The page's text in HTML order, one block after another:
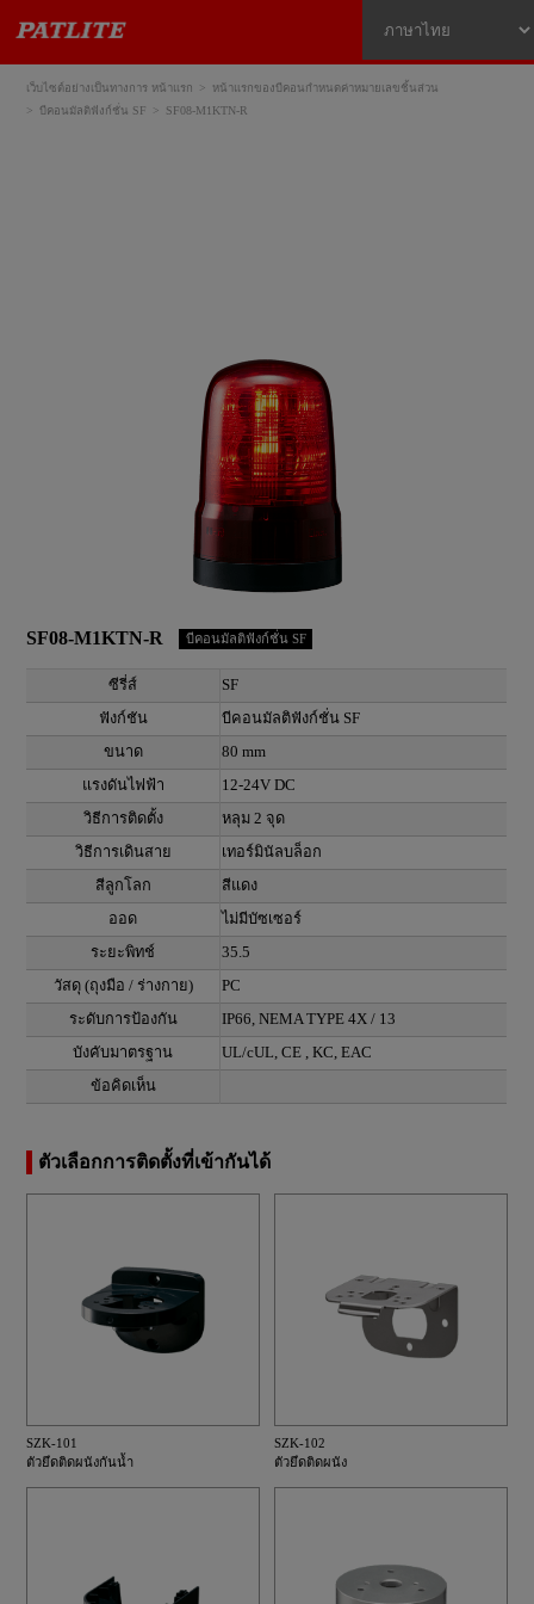
เว็บไซต์อย่างเป็นทางการ หน้าแรก
หน้าแรกของบีคอนกำหนดค่าหมายเลขชิ้นส่วน
บีคอนมัลติฟังก์ชั่น SF
SF08-M1KTN-R
SF08-M1KTN-R บีคอนมัลติฟังก์ชั่น SF
ซีรี่ส์
SF
ฟังก์ชัน
บีคอนมัลติฟังก์ชั่น SF
ขนาด
80 mm
แรงดันไฟฟ้า
12-24V DC
วิธีการติดตั้ง
หลุม 2 จุด
วิธีการเดินสาย
เทอร์มินัลบล็อก
สีลูกโลก
สีแดง
ออด
ไม่มีบัซเซอร์
ระยะพิทช์
35.5
วัสดุ (ถุงมือ / ร่างกาย)
PC
ระดับการป้องกัน
IP66, NEMA TYPE 4X / 13
บังคับมาตรฐาน
UL/cUL, CE , KC, EAC
ข้อคิดเห็น
ตัวเลือกการติดตั้งที่เข้ากันได้
SZK-101
ตัวยึดติดผนังกันน้ำ
SZK-102
ตัวยึดติดผนัง